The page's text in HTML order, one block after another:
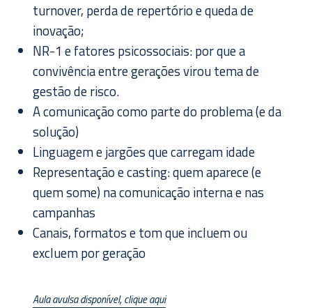
turnover, perda de repertório e queda de
inovação;
NR-1 e fatores psicossociais: por que a
convivência entre gerações virou tema de
gestão de risco.
A comunicação como parte do problema (e da
solução)
Linguagem e jargões que carregam idade
Representação e casting: quem aparece (e
quem some) na comunicação interna e nas
campanhas
Canais, formatos e tom que incluem ou
excluem por geração
Aula avulsa disponível, clique aqui